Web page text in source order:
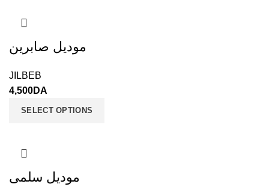
موديل صابرين
JILBEB
4,500DA
SELECT OPTIONS
موديل سلمى